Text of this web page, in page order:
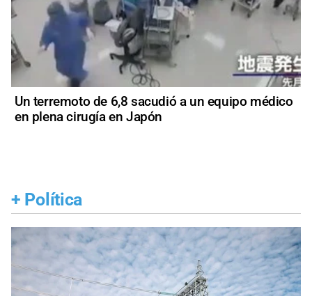
Un terremoto de 6,8 sacudió a un equipo médico
en plena cirugía en Japón
+ Política